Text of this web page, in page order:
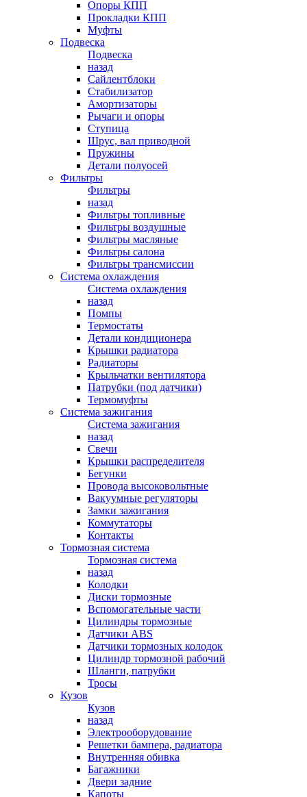
Опоры КПП
Прокладки КПП
Муфты
Подвеска
Подвеска
назад
Сайлентблоки
Стабилизатор
Амортизаторы
Рычаги и опоры
Ступица
Шрус, вал приводной
Пружины
Детали полуосей
Фильтры
Фильтры
назад
Фильтры топливные
Фильтры воздушные
Фильтры масляные
Фильтры салона
Фильтры трансмиссии
Система охлаждения
Система охлаждения
назад
Помпы
Термостаты
Детали кондиционера
Крышки радиатора
Радиаторы
Крыльчатки вентилятора
Патрубки (под датчики)
Термомуфты
Система зажигания
Система зажигания
назад
Свечи
Крышки распределителя
Бегунки
Провода высоковольтные
Вакуумные регуляторы
Замки зажигания
Коммутаторы
Контакты
Тормозная система
Тормозная система
назад
Колодки
Диски тормозные
Вспомогательные части
Цилиндры тормозные
Датчики ABS
Датчики тормозных колодок
Цилиндр тормозной рабочий
Шланги, патрубки
Тросы
Кузов
Кузов
назад
Электрооборудование
Решетки бампера, радиатора
Внутренняя обивка
Багажники
Двери задние
Капоты